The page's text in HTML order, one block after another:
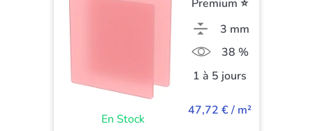
En Stock
Premium ⭐
3 mm
38 %
1 à 5 jours
47,72 € / m²